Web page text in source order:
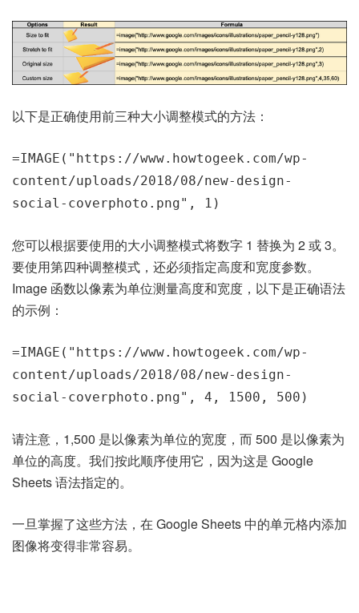
以下是正确使用前三种大小调整模式的方法：
=IMAGE("https://www.howtogeek.com/wp-
content/uploads/2018/08/new-design-
social-coverphoto.png", 1)
您可以根据要使用的大小调整模式将数字 1 替换为 2 或 3。
要使用第四种调整模式，还必须指定高度和宽度参数。
Image 函数以像素为单位测量高度和宽度，以下是正确语法
的示例：
=IMAGE("https://www.howtogeek.com/wp-
content/uploads/2018/08/new-design-
social-coverphoto.png", 4, 1500, 500)
请注意，1,500 是以像素为单位的宽度，而 500 是以像素为
单位的高度。我们按此顺序使用它，因为这是 Google
Sheets 语法指定的。
一旦掌握了这些方法，在 Google Sheets 中的单元格内添加
图像将变得非常容易。